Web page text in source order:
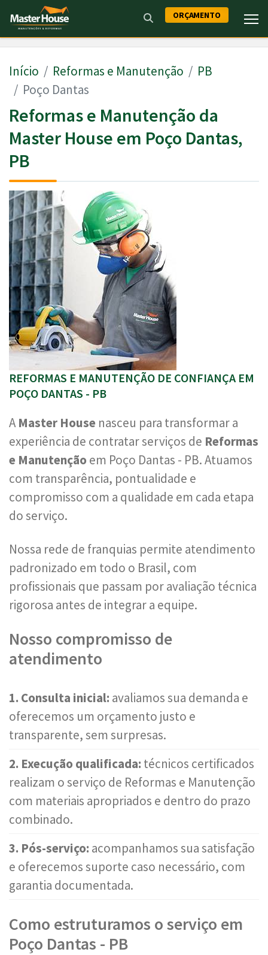
ORÇAMENTO
Início Reformas e Manutenção
PB
Poço Dantas
Reformas e Manutenção da
Master House em Poço Dantas,
PB
REFORMAS E MANUTENÇÃO DE CONFIANÇA EM
POÇO DANTAS - PB
AMaster House nasceu para transformar a
experiência de contratar serviços de Reformas
e Manutenção em Poço Dantas - PB. Atuamos
com transparência, pontualidade e
compromisso com a qualidade em cada etapa
do serviço.
Nossa rede de franquias permite atendimento
padronizado em todo o Brasil, com
profissionais que passam por avaliação técnica
rigorosa antes de integrar a equipe.
Nosso compromisso de
atendimento
1. Consulta inicial: avaliamos sua demanda e
oferecemos um orçamento justo e
transparente, sem surpresas.
2. Execução qualificada: técnicos certificados
realizam o serviço de Reformas e Manutenção
com materiais apropriados e dentro do prazo
combinado.
3. Pós-serviço: acompanhamos sua satisfação
e oferecemos suporte caso necessário, com
garantia documentada.
Como estruturamos o serviço em
Poço Dantas - PB